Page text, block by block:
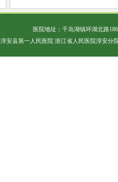
医院地址：千岛湖镇环湖北路
淳安县第一人民医院 浙江省人民医院淳安分